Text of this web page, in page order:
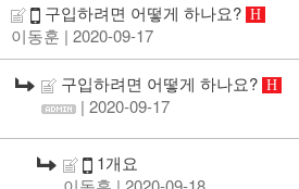
구입하려면 어떻게 하나요? H
이동훈 | 2020-09-17
구입하려면 어떻게 하나요? H
| 2020-09-17
1개요